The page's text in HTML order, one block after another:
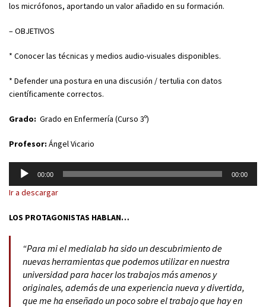
los micrófonos, aportando un valor añadido en su formación.
– OBJETIVOS
* Conocer las técnicas y medios audio-visuales disponibles.
* Defender una postura en una discusión / tertulia con datos
científicamente correctos.
Grado: Grado en Enfermería (Curso 3º)
Profesor: Ángel Vicario
Reproductor
audio
00:00 00:00
Ir a descargar
LOS PROTAGONISTAS HABLAN…
“Para mi el medialab ha sido un descubrimiento de
nuevas herramientas que podemos utilizar en nuestra
universidad para hacer los trabajos más amenos y
originales, además de una experiencia nueva y divertida,
que me ha enseñado un poco sobre el trabajo que hay en